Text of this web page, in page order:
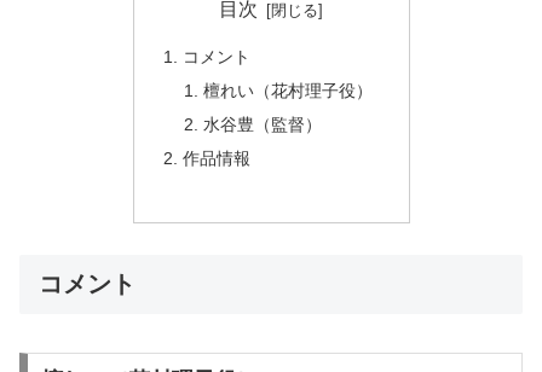
目次
コメント
檀れい（花村理子役）
水谷豊（監督）
作品情報
コメント